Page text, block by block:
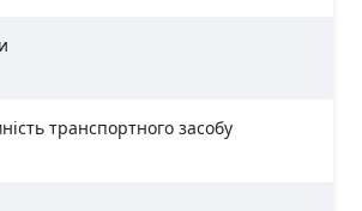
транспортного засобу